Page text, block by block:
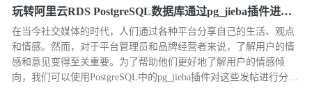
（可自定义多个词典，并且切换自定义词典进行分词），基于分词
玩转阿里云RDS PostgreSQL数据库通过pg_jieba插件进行
分词
在当今社交媒体的时代，人们通过各种平台分享自己的生活、观点
和情感。然而，对于平台管理员和品牌经营者来说，了解用户的情
感和意见变得至关重要。为了帮助他们更好地了解用户的情感倾
向，我们可以使用PostgreSQL中的pg_jieba插件对这些发帖进行分词